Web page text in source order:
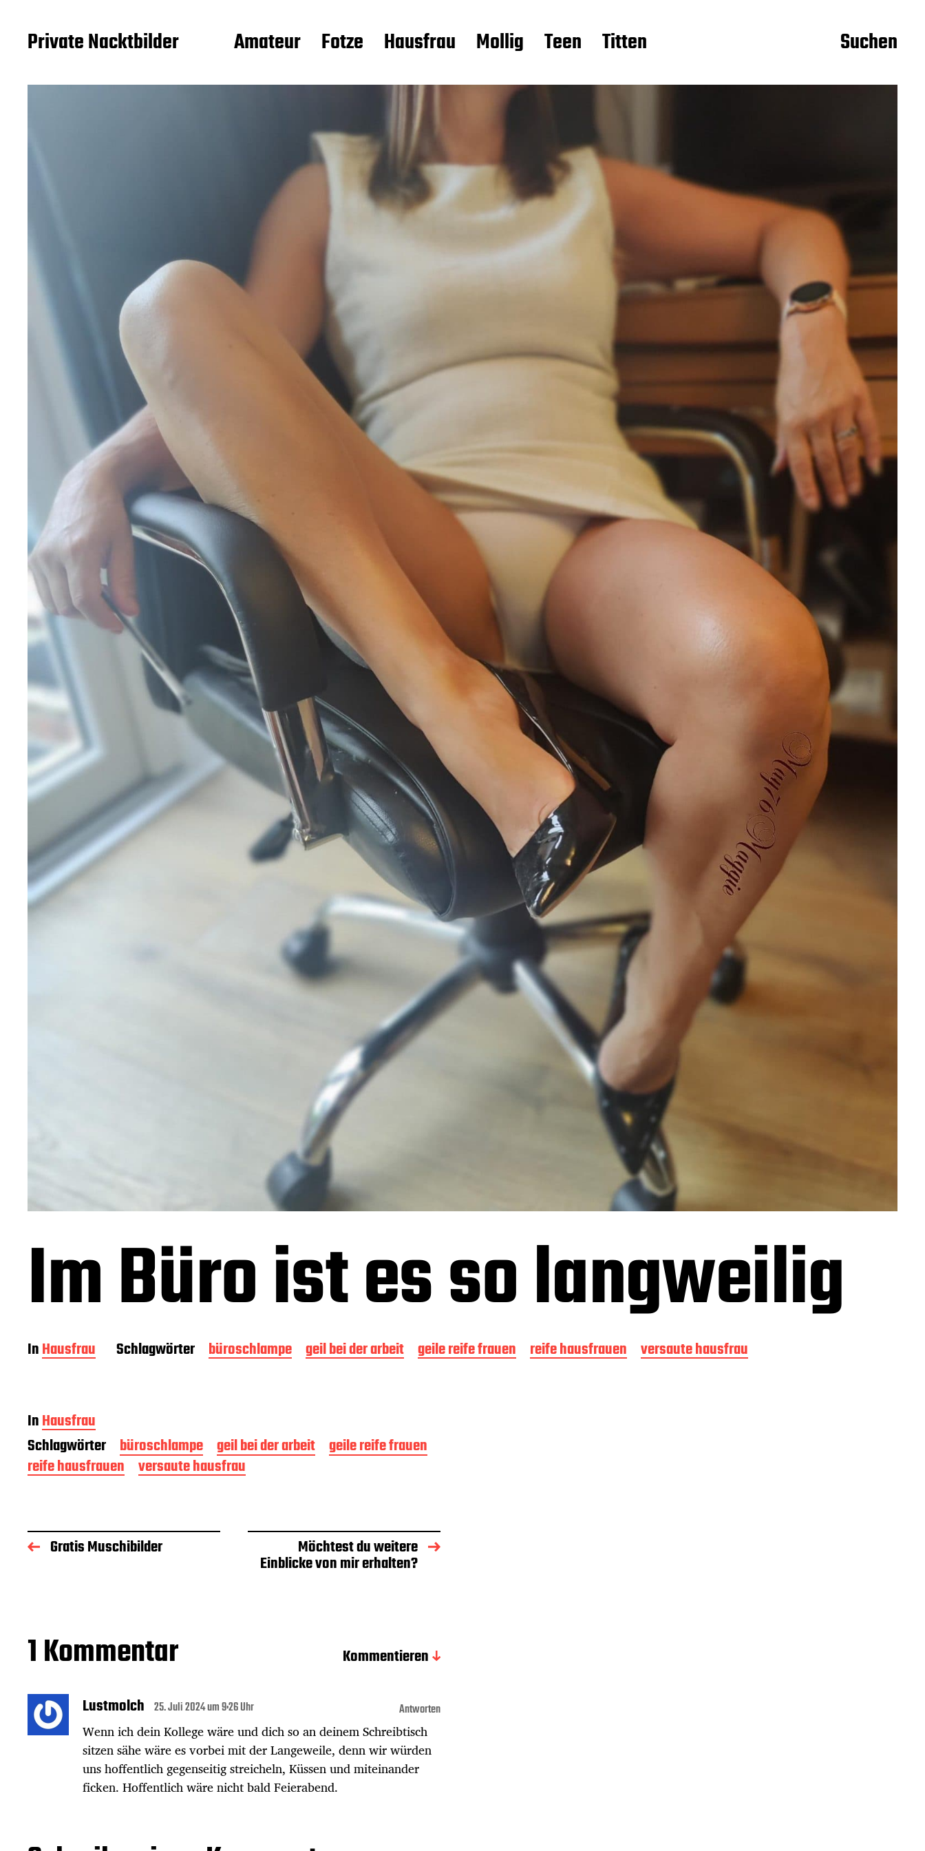
Private Nacktbilder Amateur Fotze Hausfrau Mollig Teen Titten Suchen
Im Büro ist es so langweilig
InHausfrau Schlagwörter büroschlampe geil bei der arbeit geile reife frauen reife hausfrauen versaute hausfrau
InHausfrau
Schlagwörter
büroschlampe geil bei der arbeit geile reife frauen
reife hausfrauen
versaute hausfrau
Gratis Muschibilder Möchtest du weitere
Einblicke von mir erhalten?
1 Kommentar Kommentieren
Lustmolch 25. Juli 2024 um 9:26 Uhr
Wenn ich dein Kollege wäre und dich so an deinem Schreibtisch
sitzen sähe wäre es vorbei mit der Langeweile, denn wir würden
uns hoffentlich gegenseitig streicheln, Küssen und miteinander
ficken. Hoffentlich wäre nicht bald Feierabend.
Antworten